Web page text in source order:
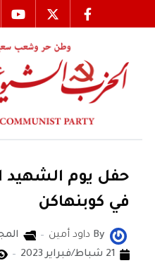
حفل يوم الشهيد
في كوبنهاكن
By داود أمين
21 شباط/فبراير 2023